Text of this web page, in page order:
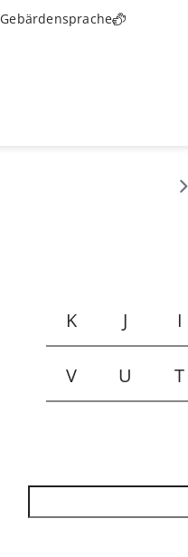
Gebärdensprache
I
J
K
T
U
V